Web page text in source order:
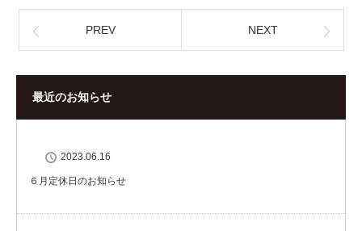
PREV NEXT
最近のお知らせ
2023.06.16
６月定休日のお知らせ